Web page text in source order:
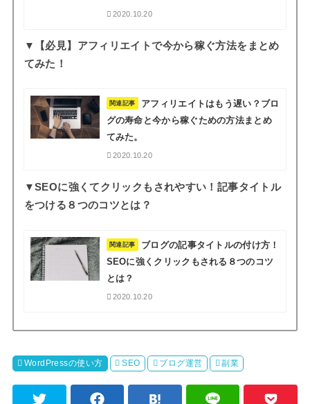
2020.10.20
▼【必見】アフィリエイトで今から稼ぐ方法をまとめ
てみた！
関連記事
アフィリエイトはもう遅い？ブロ
グの寿命と今から稼ぐための方法まとめ
てみた。
2020.10.20
▼SEOに強くてクリックもされやすい！記事タイトル
をつける８つのコツとは？
関連記事
ブログの記事タイトルの付け方！
SEOに強くクリックもされる８つのコツ
とは？
2020.10.20
WordPressの使い方 SEO ブログ運営 副業